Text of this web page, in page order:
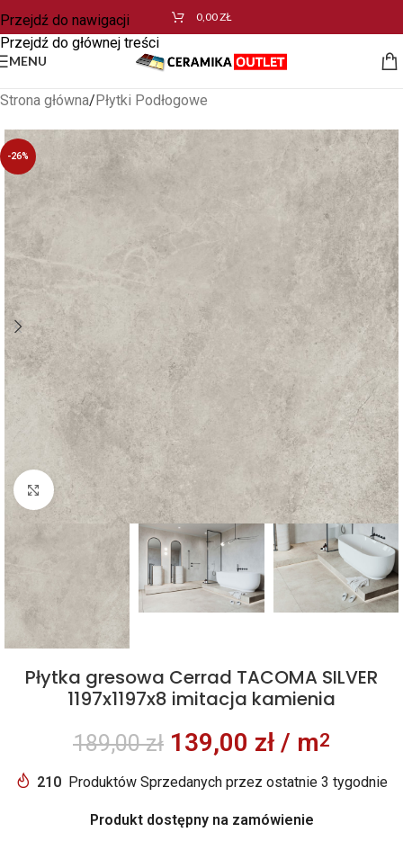
Przejdź do nawigacji
Przejdź do głównej treści
0,00ZŁ
MENU
Strona główna/Płytki Podłogowe
-26%
Kliknij aby powiększyć
Płytka gresowa Cerrad TACOMA SILVER
1197x1197x8 imitacja kamienia
189,00zł 139,00 zł / m2
210 Produktów Sprzedanych przez ostatnie 3 tygodnie
Produkt dostępny na zamówienie